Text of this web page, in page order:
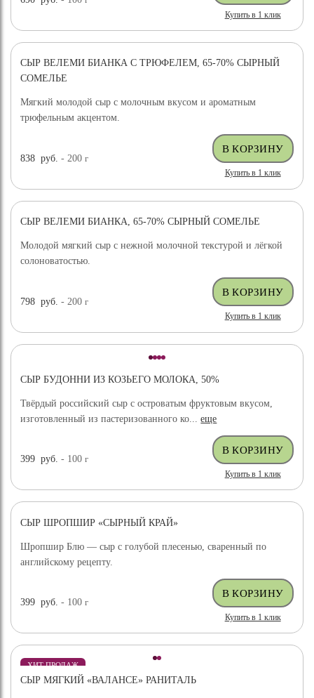
Купить в 1 клик
ХИТ ПРОДАЖ
СЫР ВЕЛЕМИ БИАНКА С ТРЮФЕЛЕМ, 65-70% СЫРНЫЙ
СОМЕЛЬЕ
Мягкий молодой сыр с молочным вкусом и ароматным
трюфельным акцентом.
838 руб. - 200г
Купить в 1 клик
ХИТ ПРОДАЖ
СЫР ВЕЛЕМИ БИАНКА, 65-70% СЫРНЫЙ СОМЕЛЬЕ
Молодой мягкий сыр с нежной молочной текстурой и лёгкой
солоноватостью.
798 руб. - 200г
Купить в 1 клик
СЫР БУДОННИ ИЗ КОЗЬЕГО МОЛОКА, 50%
Твёрдый российский сыр с островатым фруктовым вкусом,
изготовленный из пастеризованного ко...еще
399 руб. - 100г
Купить в 1 клик
СЫР ШРОПШИР «СЫРНЫЙ КРАЙ»
Шропшир Блю — сыр с голубой плесенью, сваренный по
английскому рецепту.
399 руб. - 100г
Купить в 1 клик
ХИТ ПРОДАЖ
СЫР МЯГКИЙ «ВАЛАНСЕ» РАНИТАЛЬ